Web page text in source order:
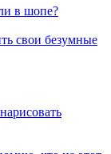
в шопе?
свои безумные